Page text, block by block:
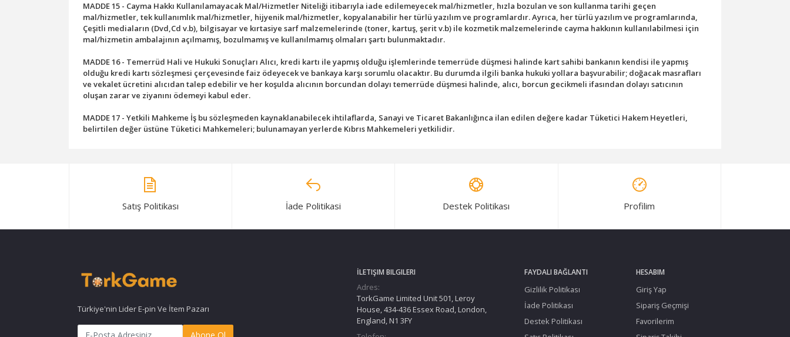
MADDE 15 - Cayma Hakkı Kullanılamayacak Mal/Hizmetler Niteliği itibarıyla iade edilemeyecek mal/hizmetler, hızla bozulan ve son kullanma tarihi geçen
mal/hizmetler, tek kullanımlık mal/hizmetler, hijyenik mal/hizmetler, kopyalanabilir her türlü yazılım ve programlardır. Ayrıca, her türlü yazılım ve programlarında,
Çeşitli mediaların (Dvd,Cd v.b), bilgisayar ve kırtasiye sarf malzemelerinde (toner, kartuş, şerit v.b) ile kozmetik malzemelerinde cayma hakkının kullanılabilmesi için
mal/hizmetin ambalajının açılmamış, bozulmamış ve kullanılmamış olmaları şartı bulunmaktadır.
MADDE 16 - Temerrüd Hali ve Hukuki Sonuçları Alıcı, kredi kartı ile yapmış olduğu işlemlerinde temerrüde düşmesi halinde kart sahibi bankanın kendisi ile yapmış
olduğu kredi kartı sözleşmesi çerçevesinde faiz ödeyecek ve bankaya karşı sorumlu olacaktır. Bu durumda ilgili banka hukuki yollara başvurabilir; doğacak masrafları
ve vekalet ücretini alıcıdan talep edebilir ve her koşulda alıcının borcundan dolayı temerrüde düşmesi halinde, alıcı, borcun gecikmeli ifasından dolayı satıcının
oluşan zarar ve ziyanını ödemeyi kabul eder.
MADDE 17 - Yetkili Mahkeme İş bu sözleşmeden kaynaklanabilecek ihtilaflarda, Sanayi ve Ticaret Bakanlığınca ilan edilen değere kadar Tüketici Hakem Heyetleri,
belirtilen değer üstüne Tüketici Mahkemeleri; bulunamayan yerlerde Kıbrıs Mahkemeleri yetkilidir.
Satış Politikası İade Politikasi Destek Politikası Profilim
Türkiye'nin Lider E-pin Ve İtem Pazarı
İLETIŞIM BILGILERI
Adres:
TorkGame Limited Unit 501, Leroy
House, 434-436 Essex Road, London,
England, N1 3FY
FAYDALI BAĞLANTI
Gizlilik Politikası
İade Politikası
Destek Politikası
HESABIM
Giriş Yap
Sipariş Geçmişi
Favorilerim